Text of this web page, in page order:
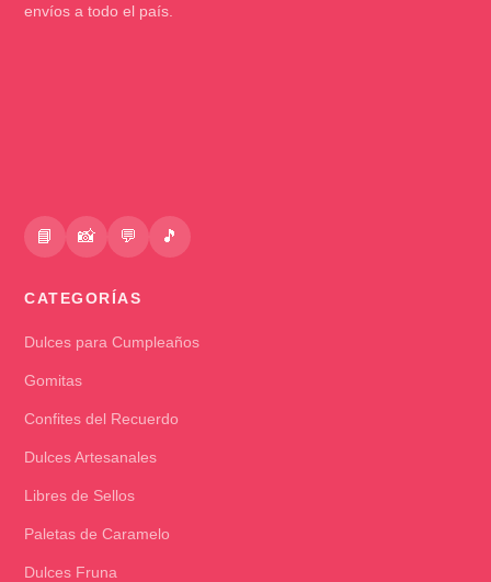
envíos a todo el país.
📘 📸 💬 🎵
CATEGORÍAS
Dulces para Cumpleaños
Gomitas
Confites del Recuerdo
Dulces Artesanales
Libres de Sellos
Paletas de Caramelo
Dulces Fruna